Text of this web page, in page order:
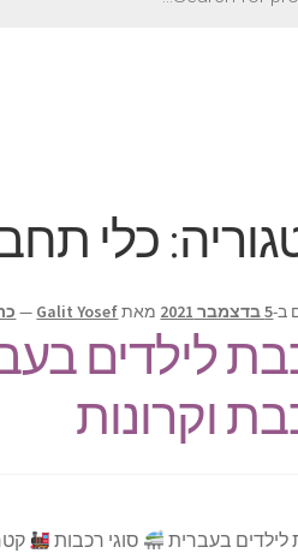
כלי
ב-5 בדצמבר 2021 מאתGalit Yosef
—
לילדים
וקרונות
לילדים בעברית סוגי רכבות